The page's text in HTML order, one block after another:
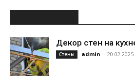
Декор стен на
Стены admin - 20.02.2025